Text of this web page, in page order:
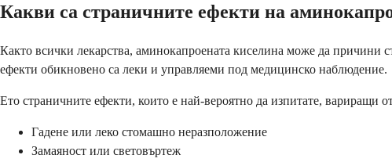
Какви са страничните ефекти на
Както всички лекарства, аминокапроената киселина може да причини
ефекти обикновено са леки и управляеми под медицинско наблюдение.
Ето страничните ефекти, които е най-вероятно да изпитате, вариращи
Гадене или леко стомашно неразположение
Замаяност или световъртеж